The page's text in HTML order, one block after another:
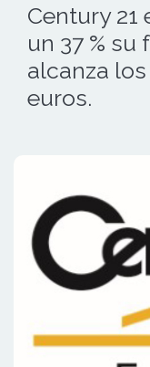
Century 21
un 37 % su
alcanza
euros.